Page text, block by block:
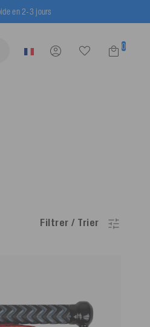
en 2-3 jours
0
Filtrer / Trier